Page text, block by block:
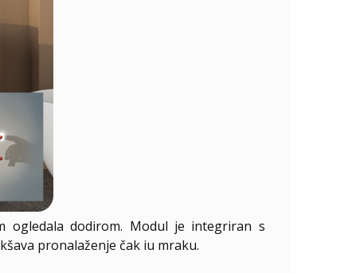
ogledala dodirom. Modul je integriran s
pronalaženje čak iu mraku.